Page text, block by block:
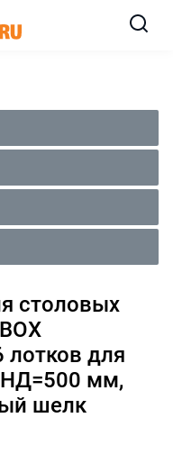
столовых
для
НД=500 мм,
шелк